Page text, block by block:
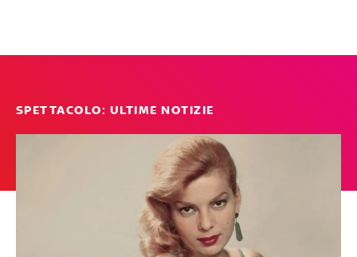
SPETTACOLO: ULTIME NOTIZIE